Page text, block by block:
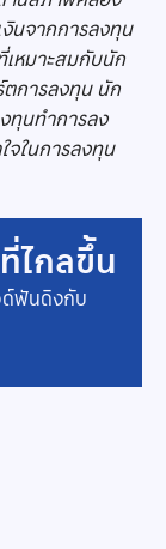
นจากการลงทุน
หมาะสมกับนัก
การลงทุน นัก
ทุนทำการลง
จในการลงทุน
ไกลขึ้น
ด์ฟันดิงกับ